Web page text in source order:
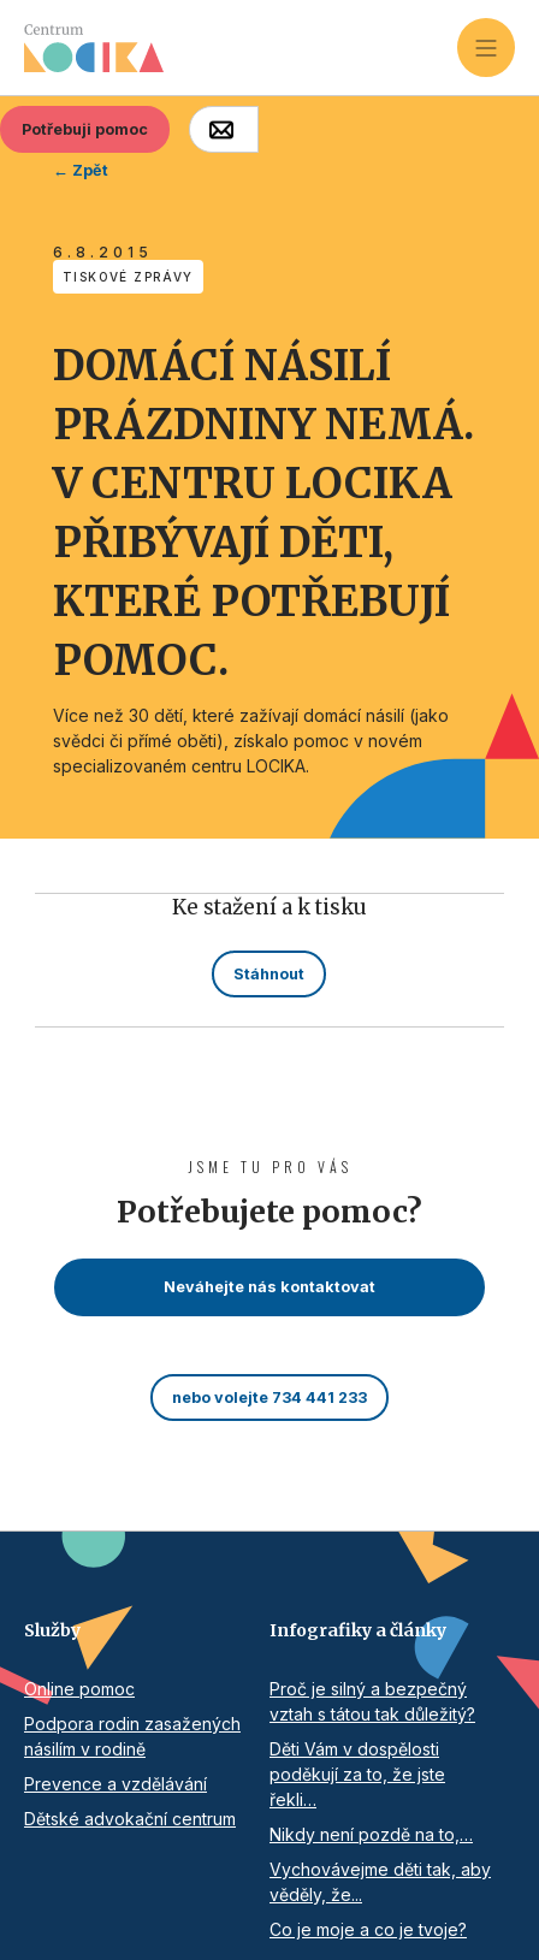
Potřebuji pomoc
← Zpět
6.8.2015
TISKOVÉ ZPRÁVY
DOMÁCÍ NÁSILÍ
PRÁZDNINY NEMÁ.
V CENTRU LOCIKA
PŘIBÝVAJÍ DĚTI,
KTERÉ POTŘEBUJÍ
POMOC.
Více než 30 dětí, které zažívají domácí násilí (jako
svědci či přímé oběti), získalo pomoc v novém
specializovaném centru LOCIKA.
Ke stažení a k tisku
Stáhnout
JSME TU PRO VÁS
Potřebujete pomoc?
Neváhejte nás kontaktovat
nebo volejte 734 441 233
Služby
Online pomoc
Podpora rodin zasažených
násilím v rodině
Prevence a vzdělávání
Dětské advokační centrum
Infografiky a články
Proč je silný a bezpečný
vztah s tátou tak důležitý?
Děti Vám v dospělosti
poděkují za to, že jste
řekli…
Nikdy není pozdě na to,…
Vychovávejme děti tak, aby
věděly, že...
Co je moje a co je tvoje?